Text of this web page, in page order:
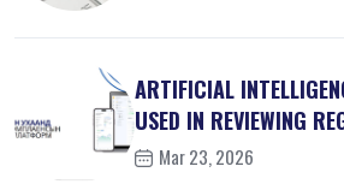
ARTIFICIAL
USED IN REVIEWING
Mar 23, 2026